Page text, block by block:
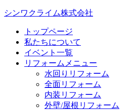
シンワクライム株式会社
トップページ
私たちについて
イベント一覧
リフォームメニュー
水回りリフォーム
全面リフォーム
内装リフォーム
外壁/屋根リフォーム